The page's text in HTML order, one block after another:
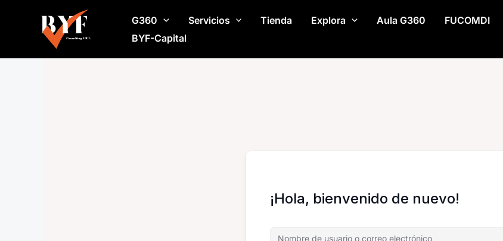
contenido
G360 Servicios Tienda Explora Aula G360 FUCOMDI
BYF-Capital
¡Hola, bienvenido de nuevo!